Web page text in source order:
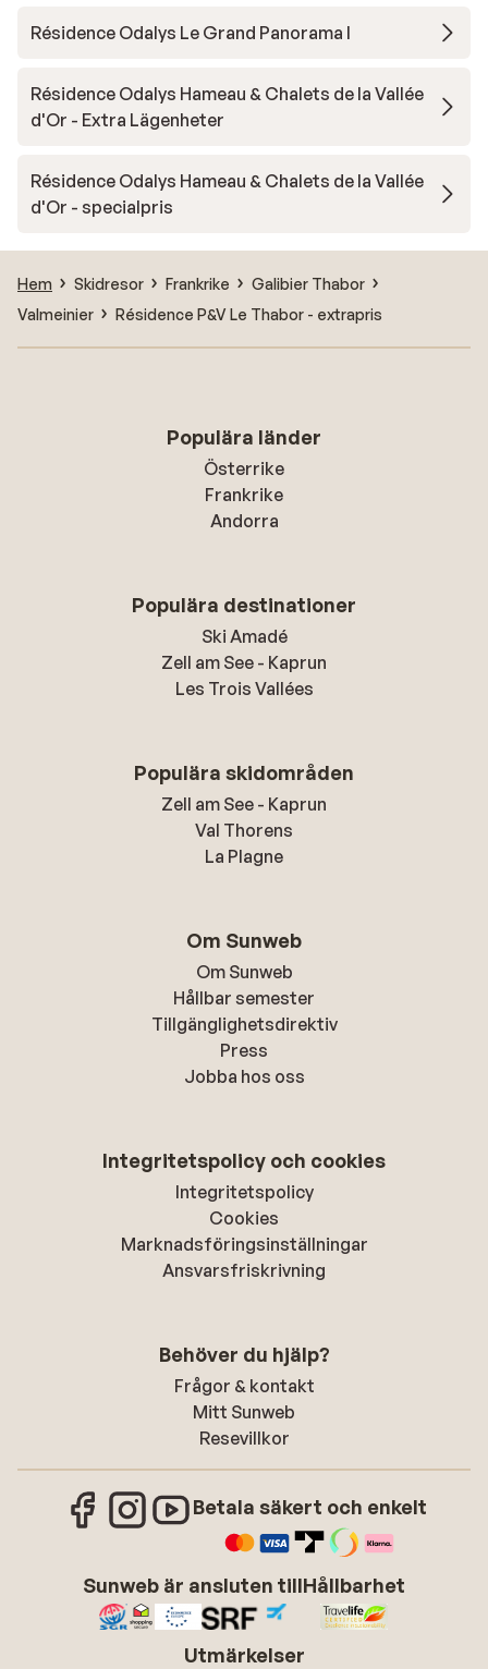
Résidence Odalys Le Grand Panorama I
Résidence Odalys Hameau & Chalets de la Vallée
d'Or - Extra Lägenheter
Résidence Odalys Hameau & Chalets de la Vallée
d'Or - specialpris
Hem Skidresor Frankrike
Galibier Thabor
Valmeinier
Résidence P&V Le Thabor - extrapris
Populära länder
Österrike
Frankrike
Andorra
Populära destinationer
Ski Amadé
Zell am See - Kaprun
Les Trois Vallées
Populära skidområden
Zell am See - Kaprun
Val Thorens
La Plagne
Om Sunweb
Om Sunweb
Hållbar semester
Tillgänglighetsdirektiv
Press
Jobba hos oss
Integritetspolicy och cookies
Integritetspolicy
Cookies
Marknadsföringsinställningar
Ansvarsfriskrivning
Behöver du hjälp?
Frågor & kontakt
Mitt Sunweb
Resevillkor
Betala säkert och enkelt
Sunweb är ansluten tillHållbarhet
Utmärkelser